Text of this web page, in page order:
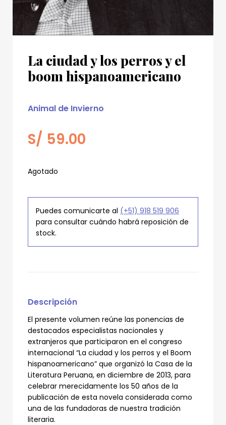
La ciudad y los perros y el
boom hispanoamericano
Animal de Invierno
S/ 59.00
Agotado
Puedes comunicarte al (+51) 918 519 906
para consultar cuándo habrá reposición de
stock.
Descripción
El presente volumen reúne las ponencias de
destacados especialistas nacionales y
extranjeros que participaron en el congreso
internacional “La ciudad y los perros y el Boom
hispanoamericano” que organizó la Casa de la
Literatura Peruana, en diciembre de 2013, para
celebrar merecidamente los 50 años de la
publicación de esta novela considerada como
una de las fundadoras de nuestra tradición
literaria.